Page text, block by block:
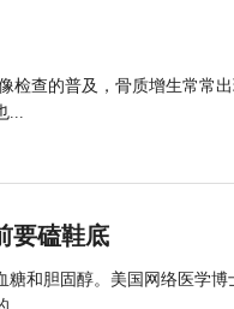
检查的普及，骨质增生常常
...
要磕鞋底
和胆固醇。美国网络医学